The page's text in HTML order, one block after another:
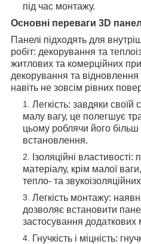
під час монтажу.
Основні переваги 3D
Панелі підходять для
робіт: декорування та
житлових та комерційних
декорування та
навіть не зовсім рівних
Легкість: завдяки своїй
малу вагу, це полегшує
цьому роблячи його
встановлення.
Ізоляційні
матеріалу, крім малої
тепло- та
Легкість монтажу:
дозволяє встановити
застосування додаткових
Гнучкість і міцність: